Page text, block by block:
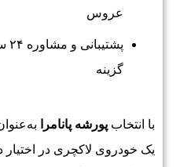
عروس
گزینه
با انتخابپورشه پانامرا
یک خودروی لاکچری در اختیار